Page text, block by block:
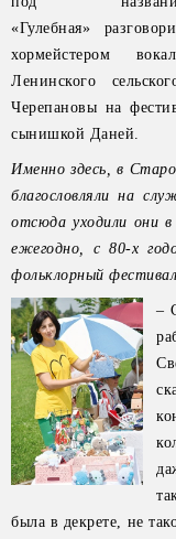
«Гулебная»
хормейстером
Ленинского
Черепановы на
сынишкой Даней.
Именно здесь, в
благословляли на
отсюда уходили они
ежегодно, с 80-х
фольклорный
–
была в декрете, не